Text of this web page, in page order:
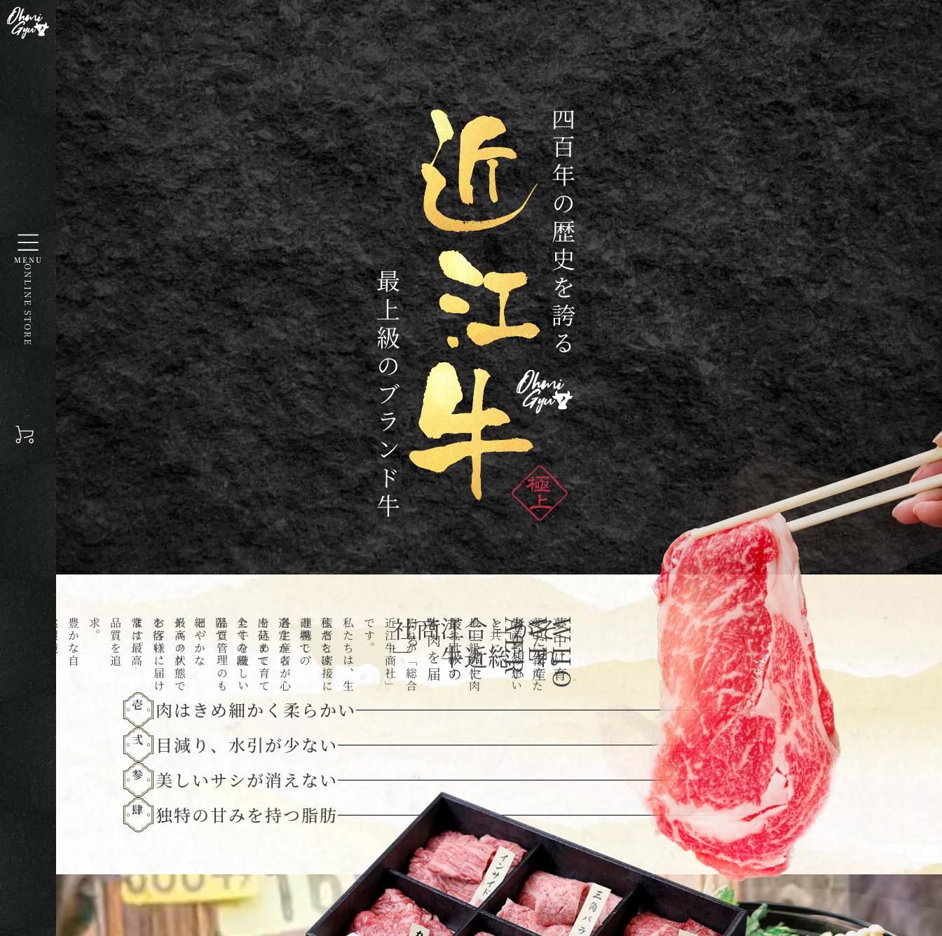
MENU
ONLINE STORE 四百年の歴史を誇る
最上級のブランド牛
私
た
ち
は
市
場
で
の
選
定
か
ら
出
荷
ま
で
全
て
の
段
階
で
細
や
か
な
チ
ェ
ッ
ク
を
行
い
、
常
に
最
高
品
質
を
追
求
。
豊
か
な
自
然
環
境
と
熟
練
の
職
人
技
が
結
実
し 夢
中
に
育
て
た
生
産
者
の
想
い
と
共
に
、
最
上
級
の
牛
肉
を
お
届
け
す
る
、
そ
れ
が
「
総
合
近
江
牛
商
社
」
で
す
。
私
た
ち
は
、
生
産
者
と
密
接
に
連
携
し
、
各
生
産
者
が
心
を
込
め
て
育
て
た
牛
を
厳
し
い
品
質
管
理
の
も
と
、
最
高
の
状
態
で
お
客
様
に
届
け
ま
す
。 W
H
O
W
E
A
E
R 夢
中
に
育
て
た
生
産
者
の
想
い
と
一
緒
に
最
上
級
の
牛
肉
を
届
け
る そ
れ
が「
総
合
近
江
牛
商社
」
壱 肉はきめ細かく柔らかい
弍 目減り、水引が少ない
参 美しいサシが消えない
肆 独特の甘みを持つ脂肪